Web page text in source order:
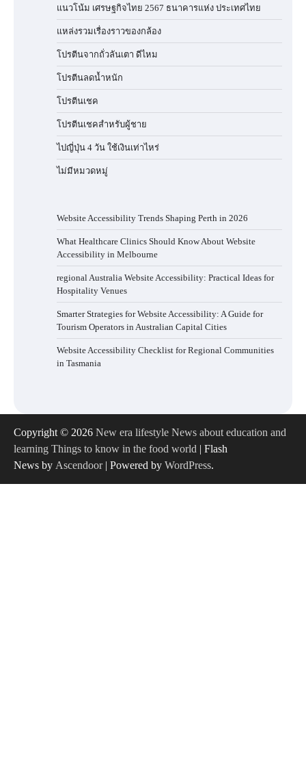
แนวโน้ม เศรษฐกิจไทย 2567 ธนาคารแห่ง ประเทศไทย
แหล่งรวมเรื่องราวของกล้อง
โปรตีนจากถั่วลันเตา ดีไหม
โปรตีนลดน้ำหนัก
โปรตีนเชค
โปรตีนเชคสำหรับผู้ชาย
ไปญี่ปุ่น 4 วัน ใช้เงินเท่าไหร่
ไม่มีหมวดหมู่
Website Accessibility Trends Shaping Perth in 2026
What Healthcare Clinics Should Know About Website
Accessibility in Melbourne
regional Australia Website Accessibility: Practical Ideas for
Hospitality Venues
Smarter Strategies for Website Accessibility: A Guide for
Tourism Operators in Australian Capital Cities
Website Accessibility Checklist for Regional Communities
in Tasmania
Copyright © 2026 New era lifestyle News about education and
learning Things to know in the food world | Flash
News by Ascendoor| Powered by WordPress.